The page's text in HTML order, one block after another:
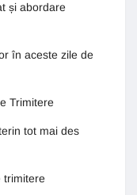
și abordare
în aceste zile de
Trimitere
tot mai des
trimitere